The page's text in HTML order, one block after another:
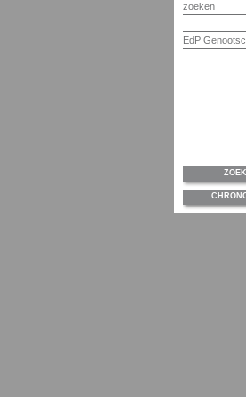
zoeken
EdP